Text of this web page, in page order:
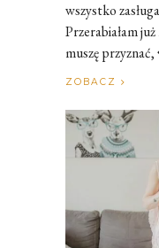
wszystko
Przerabiałam
muszę
ZOBACZ